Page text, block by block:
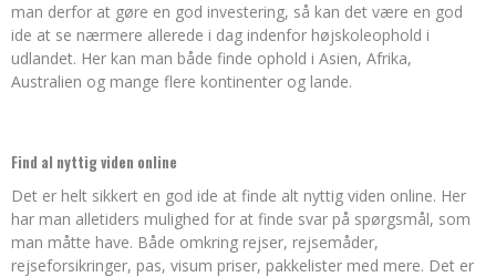
man derfor at gøre en god investering, så kan det være en god
ide at se nærmere allerede i dag indenfor højskoleophold i
udlandet. Her kan man både finde ophold i Asien, Afrika,
Australien og mange flere kontinenter og lande.
Find al nyttig viden online
Det er helt sikkert en god ide at finde alt nyttig viden online. Her
har man alletiders mulighed for at finde svar på spørgsmål, som
man måtte have. Både omkring rejser, rejsemåder,
rejseforsikringer, pas, visum priser, pakkelister med mere. Det er